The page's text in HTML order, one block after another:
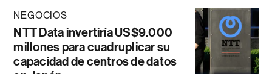
NEGOCIOS
NTT Data invertiría US$9.000
millones para cuadruplicar su
capacidad de centros de datos